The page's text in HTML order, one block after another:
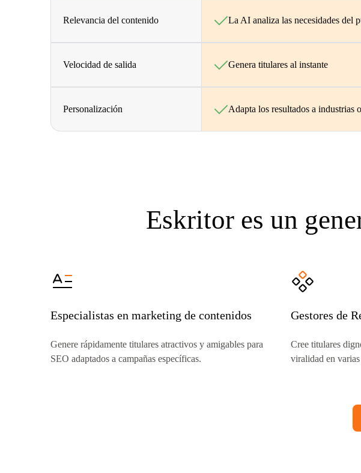
Relevancia del contenido La AI analiza las necesidades del
Velocidad de salida Genera titulares al instante
Personalización Adapta los resultados a industrias
Eskritor es un
Especialistas en marketing de contenidos
Genere rápidamente titulares atractivos y amigables para
SEO adaptados a campañas específicas.
Gestores de
Cree titulares
viralidad en